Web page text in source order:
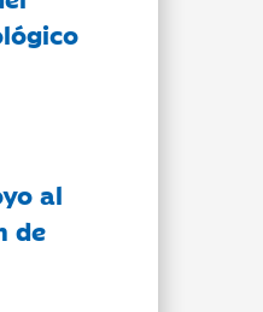
al
de